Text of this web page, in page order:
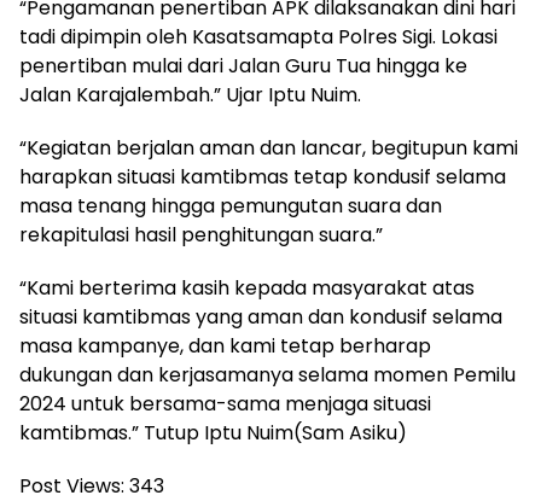
“Pengamanan penertiban APK dilaksanakan dini hari
tadi dipimpin oleh Kasatsamapta Polres Sigi. Lokasi
penertiban mulai dari Jalan Guru Tua hingga ke
Jalan Karajalembah.” Ujar Iptu Nuim.
“Kegiatan berjalan aman dan lancar, begitupun kami
harapkan situasi kamtibmas tetap kondusif selama
masa tenang hingga pemungutan suara dan
rekapitulasi hasil penghitungan suara.”
“Kami berterima kasih kepada masyarakat atas
situasi kamtibmas yang aman dan kondusif selama
masa kampanye, dan kami tetap berharap
dukungan dan kerjasamanya selama momen Pemilu
2024 untuk bersama-sama menjaga situasi
kamtibmas.” Tutup Iptu Nuim(Sam Asiku)
Post Views: 343